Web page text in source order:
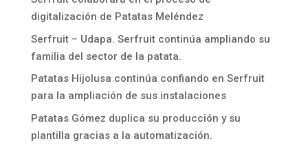
digitalización de Patatas Meléndez
Serfruit – Udapa. Serfruit continúa ampliando su
familia del sector de la patata.
Patatas Hijolusa continúa confiando en Serfruit
para la ampliación de sus instalaciones
Patatas Gómez duplica su producción y su
plantilla gracias a la automatización.